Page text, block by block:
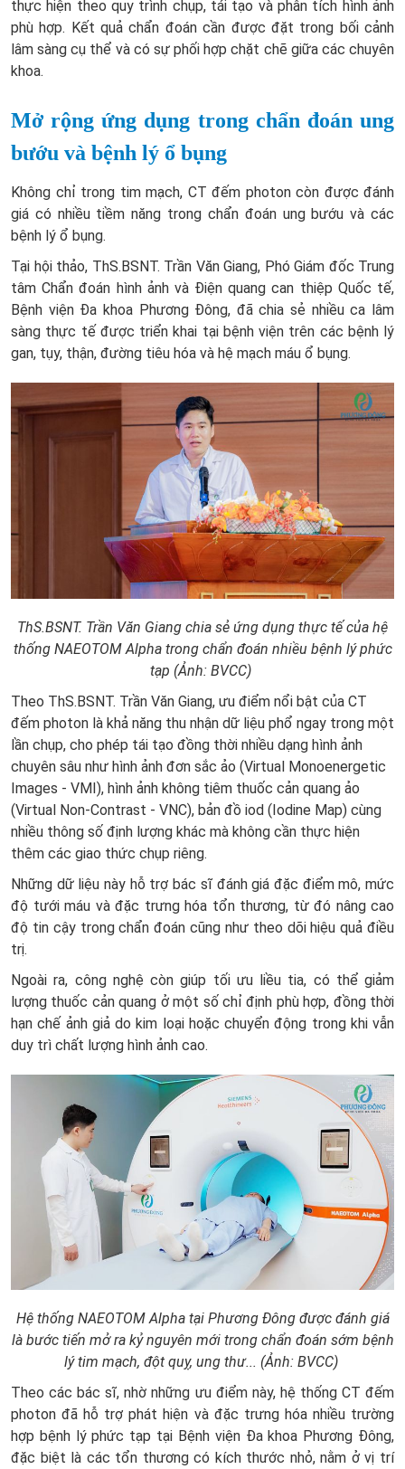
thực hiện theo quy trình chụp, tái tạo và phân tích hình ảnh
phù hợp. Kết quả chẩn đoán cần được đặt trong bối cảnh
lâm sàng cụ thể và có sự phối hợp chặt chẽ giữa các chuyên
khoa.
Mở rộng ứng dụng trong chẩn đoán ung
bướu và bệnh lý ổ bụng
Không chỉ trong tim mạch, CT đếm photon còn được đánh
giá có nhiều tiềm năng trong chẩn đoán ung bướu và các
bệnh lý ổ bụng.
Tại hội thảo, ThS.BSNT. Trần Văn Giang, Phó Giám đốc Trung
tâm Chẩn đoán hình ảnh và Điện quang can thiệp Quốc tế,
Bệnh viện Đa khoa Phương Đông, đã chia sẻ nhiều ca lâm
sàng thực tế được triển khai tại bệnh viện trên các bệnh lý
gan, tụy, thận, đường tiêu hóa và hệ mạch máu ổ bụng.
ThS.BSNT. Trần Văn Giang chia sẻ ứng dụng thực tế của hệ
thống NAEOTOM Alpha trong chẩn đoán nhiều bệnh lý phức
tạp (Ảnh: BVCC)
Theo ThS.BSNT. Trần Văn Giang, ưu điểm nổi bật của CT
đếm photon là khả năng thu nhận dữ liệu phổ ngay trong một
lần chụp, cho phép tái tạo đồng thời nhiều dạng hình ảnh
chuyên sâu như hình ảnh đơn sắc ảo (Virtual Monoenergetic
Images - VMI), hình ảnh không tiêm thuốc cản quang ảo
(Virtual Non-Contrast - VNC), bản đồ iod (Iodine Map) cùng
nhiều thông số định lượng khác mà không cần thực hiện
thêm các giao thức chụp riêng.
Những dữ liệu này hỗ trợ bác sĩ đánh giá đặc điểm mô, mức
độ tưới máu và đặc trưng hóa tổn thương, từ đó nâng cao
độ tin cậy trong chẩn đoán cũng như theo dõi hiệu quả điều
trị.
Ngoài ra, công nghệ còn giúp tối ưu liều tia, có thể giảm
lượng thuốc cản quang ở một số chỉ định phù hợp, đồng thời
hạn chế ảnh giả do kim loại hoặc chuyển động trong khi vẫn
duy trì chất lượng hình ảnh cao.
Hệ thống NAEOTOM Alpha tại Phương Đông được đánh giá
là bước tiến mở ra kỷ nguyên mới trong chẩn đoán sớm bệnh
lý tim mạch, đột quỵ, ung thư... (Ảnh: BVCC)
Theo các bác sĩ, nhờ những ưu điểm này, hệ thống CT đếm
photon đã hỗ trợ phát hiện và đặc trưng hóa nhiều trường
hợp bệnh lý phức tạp tại Bệnh viện Đa khoa Phương Đông,
đặc biệt là các tổn thương có kích thước nhỏ, nằm ở vị trí